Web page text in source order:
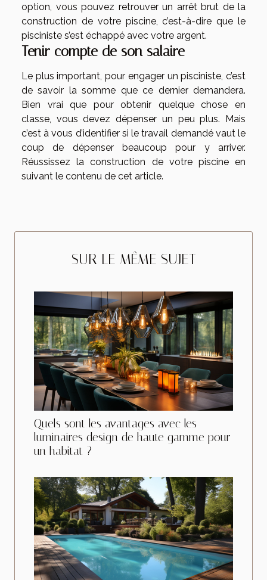
option, vous pouvez retrouver un arrêt brut de la
construction de votre piscine, c’est-à-dire que le
pisciniste s’est échappé avec votre argent.
Tenir compte de son salaire
Le plus important, pour engager un pisciniste, c’est
de savoir la somme que ce dernier demandera.
Bien vrai que pour obtenir quelque chose en
classe, vous devez dépenser un peu plus. Mais
c’est à vous d’identifier si le travail demandé vaut le
coup de dépenser beaucoup pour y arriver.
Réussissez la construction de votre piscine en
suivant le contenu de cet article.
SUR LE MÊME SUJET
Quels sont les avantages avec les
luminaires design de haute gamme pour
un habitat ?